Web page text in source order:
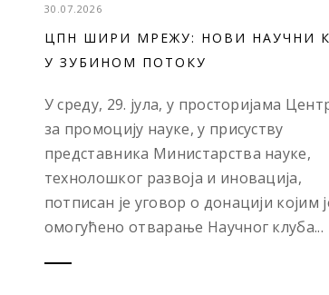
30.07.2026
ЦПН ШИРИ МРЕЖУ: НОВИ НАУЧНИ
У ЗУБИНОМ ПОТОКУ
У среду, 29. јула, у просторијама
за промоцију науке, у присуству
представника Министарства науке,
технолошког развоја и иновација,
потписан је уговор о донацији којим
омогућено отварање Научног клуба...